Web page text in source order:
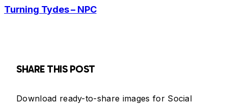
Turning Tydes – NPC
SHARE THIS POST
Download ready-to-share images for Social